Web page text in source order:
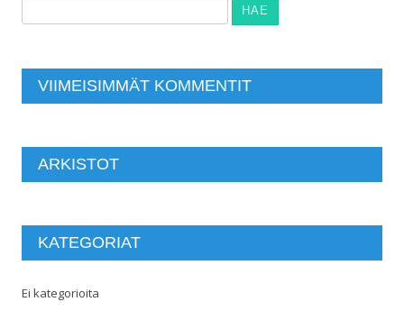
VIIMEISIMMÄT KOMMENTIT
ARKISTOT
KATEGORIAT
Ei kategorioita